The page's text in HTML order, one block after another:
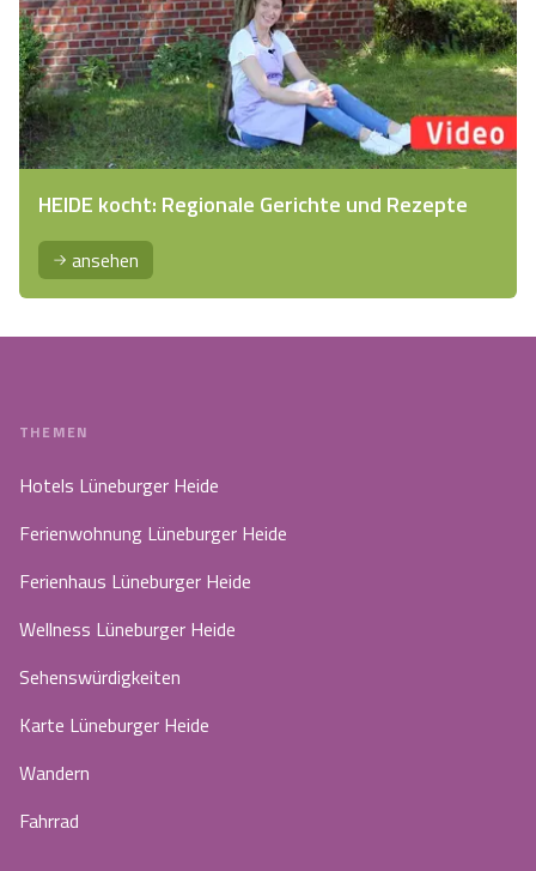
HEIDE kocht: Regionale Gerichte und Rezepte
ansehen
THEMEN
Hotels Lüneburger Heide
Ferienwohnung Lüneburger Heide
Ferienhaus Lüneburger Heide
Wellness Lüneburger Heide
Sehenswürdigkeiten
Karte Lüneburger Heide
Wandern
Fahrrad